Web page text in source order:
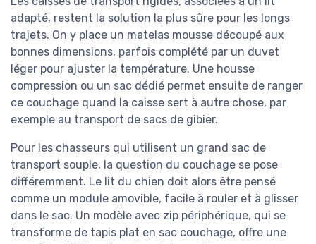
adapté, restent la solution la plus sûre pour les longs
trajets. On y place un matelas mousse découpé aux
bonnes dimensions, parfois complété par un duvet
léger pour ajuster la température. Une housse
compression ou un sac dédié permet ensuite de ranger
ce couchage quand la caisse sert à autre chose, par
exemple au transport de sacs de gibier.
Pour les chasseurs qui utilisent un grand sac de
transport souple, la question du couchage se pose
différemment. Le lit du chien doit alors être pensé
comme un module amovible, facile à rouler et à glisser
dans le sac. Un modèle avec zip périphérique, qui se
transforme de tapis plat en sac couchage, offre une